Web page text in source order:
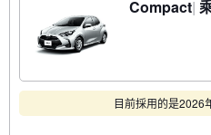
Compact
目前採用的是2026